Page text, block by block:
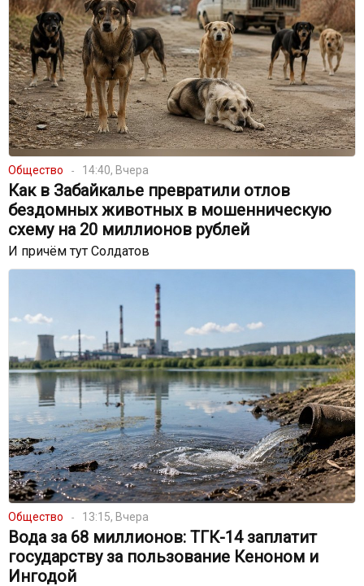
Общество 14:40, Вчера
Как в Забайкалье превратили отлов
бездомных животных в мошенническую
схему на 20 миллионов рублей
И причём тут Солдатов
Общество 13:15, Вчера
Вода за 68 миллионов: ТГК-14 заплатит
государству за пользование Кеноном и
Ингодой